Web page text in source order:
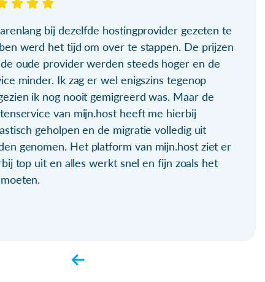
bij dezelfde hostingprovider gezeten te
werd het tijd om over te stappen. De prijzen
oude provider werden steeds hoger en de
minder. Ik zag er wel enigszins tegenop
ik nog nooit gemigreerd was. Maar de
van mijn.host heeft me hierbij
geholpen en de migratie volledig uit
genomen. Het platform van mijn.host ziet er
top uit en alles werkt snel en fijn zoals het